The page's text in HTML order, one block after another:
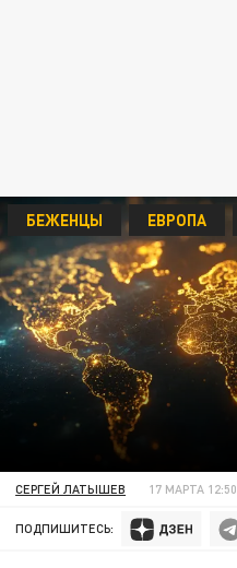
БЕЖЕНЦЫ ЕВРОПА
СЕРГЕЙ ЛАТЫШЕВ 17 МАРТА 12:50
ПОДПИШИТЕСЬ: